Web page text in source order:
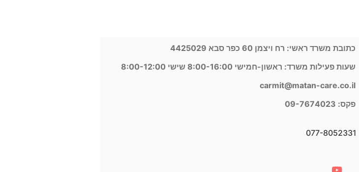
כתובת משרד ראשי: רח ויצמן 60 כפר סבא 4425029
שעות פעילות משרד: ראשון-חמישי 8:00-16:00 שישי 8:00-12:00​
carmit@​matan-care.co.il
פקס: 09-7674023​
077-8052331